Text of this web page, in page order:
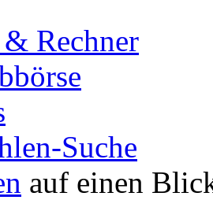
Rechner
Suche
auf einen